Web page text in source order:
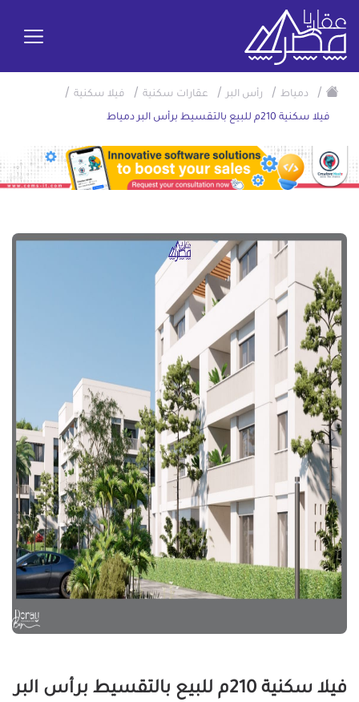
/ دمياط / رأس البر / عقارات سكنية / فيلا سكنية /
فيلا سكنية 210م للبيع بالتقسيط برأس البر دمياط
فيلا سكنية 210م للبيع بالتقسيط برأس البر